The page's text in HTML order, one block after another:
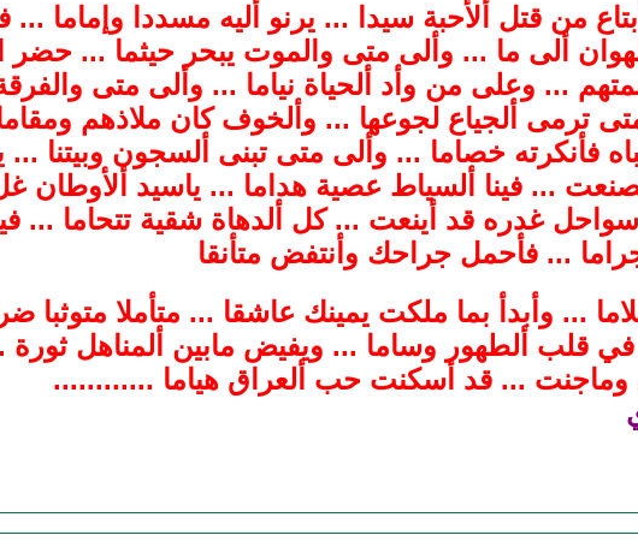
من قتل ألأحبة سيدا ... يرنو أليه مسددا وإماما
ألى ما ... وألى متى والموت يبحر حيثما ... حضر
... وعلى من وأد ألحياة نياما ... وألى متى
متى ترمى ألجياع لجوعها ... وألخوف كان ملاذهم
فأنكرته خصاما ... وألى متى تبنى ألسجون وبيتنا ...
... فينا ألسياط عصية هداما ... ياسيد ألأوطان غل
غدره قد أينعت ... كل ألدهاة شقية تتحاما ...
... فأحمل جراحك وأنتفض متأنقا
... وأبدأ بما ملكت يمينك عاشقا ... متأملا
قلب ألطهور وساما ... ويفيض مابين ألمناهل ثورة
وماجنت ... قد أسكنت حب ألعراق هياما ............